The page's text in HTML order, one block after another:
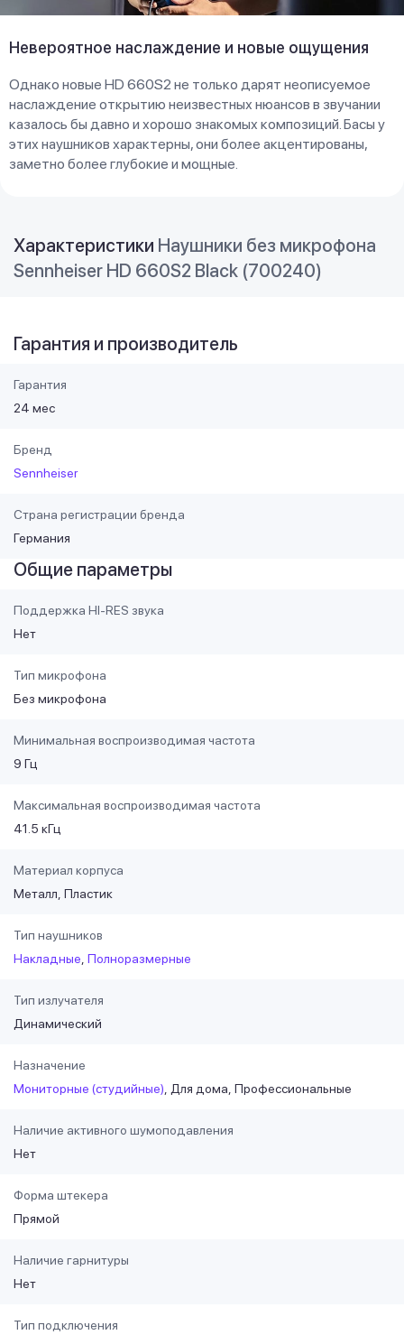
Невероятное наслаждение и новые ощущения
Однако новые HD 660S2 не только дарят неописуемое
наслаждение открытию неизвестных нюансов в звучании
казалось бы давно и хорошо знакомых композиций. Басы у
этих наушников характерны, они более акцентированы,
заметно более глубокие и мощные.
Характеристики Наушники без микрофона
Sennheiser HD 660S2 Black (700240)
Гарантия и производитель
Гарантия
24 мес
Бренд
Sennheiser
Страна регистрации бренда
Германия
Общие параметры
Поддержка HI-RES звука
Нет
Тип микрофона
Без микрофона
Минимальная воспроизводимая частота
9 Гц
Максимальная воспроизводимая частота
41.5 кГц
Материал корпуса
Металл Пластик
Тип наушников
Накладные Полноразмерные
Тип излучателя
Динамический
Назначение
Мониторные (студийные)
Для дома Профессиональные
Наличие активного шумоподавления
Нет
Форма штекера
Прямой
Наличие гарнитуры
Нет
Тип подключения